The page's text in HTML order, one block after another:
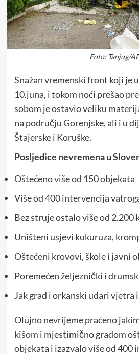
Foto: Tanjug/
Snažan vremenski front koji je
10.juna, i tokom noći prešao
sobom je ostavio veliku
na području Gorenjske, ali i u
Štajerske i Koruške.
Posljedice nevremena u
Oštećeno više od 150 objekata
Više od 400 intervencija
Bez struje ostalo više od 2.200
Uništeni usjevi kukuruza,
Oštećeni krovovi, škole i javni
Poremećen željeznički i
Jak grad i orkanski udari vjetra
Olujno nevrijeme praćeno
kišom i mjestimično gradom
objekata i izazvalo više od 400